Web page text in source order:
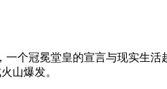
个冠冕堂皇的宣言与现实生
山爆发。